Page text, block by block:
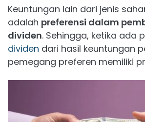
Keuntungan lain dari jenis
adalah preferensi dalam
dividen. Sehingga, ketika ada
dividen dari hasil keuntungan
pemegang preferen memiliki